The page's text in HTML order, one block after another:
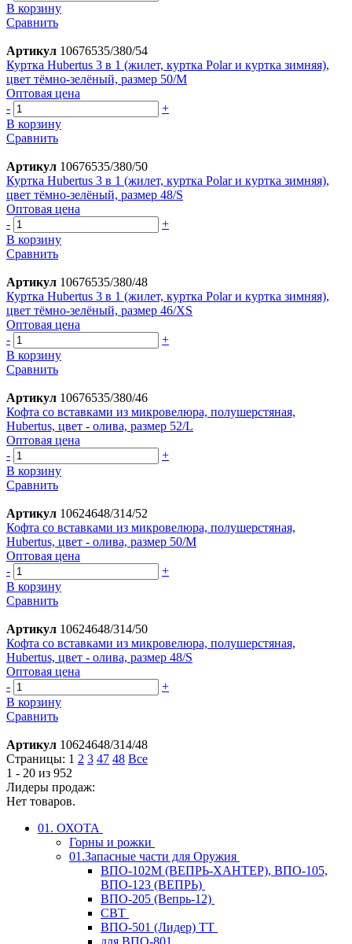
В корзину
Сравнить
Артикул 10676535/380/54
Куртка Hubertus 3 в 1 (жилет, куртка Polar и куртка зимняя),
цвет тёмно-зелёный, размер 50/M
Оптовая цена
-
+
В корзину
Сравнить
Артикул 10676535/380/50
Куртка Hubertus 3 в 1 (жилет, куртка Polar и куртка зимняя),
цвет тёмно-зелёный, размер 48/S
Оптовая цена
-
+
В корзину
Сравнить
Артикул 10676535/380/48
Куртка Hubertus 3 в 1 (жилет, куртка Polar и куртка зимняя),
цвет тёмно-зелёный, размер 46/XS
Оптовая цена
-
+
В корзину
Сравнить
Артикул 10676535/380/46
Кофта со вставками из микровелюра, полушерстяная,
Hubertus, цвет - олива, размер 52/L
Оптовая цена
-
+
В корзину
Сравнить
Артикул 10624648/314/52
Кофта со вставками из микровелюра, полушерстяная,
Hubertus, цвет - олива, размер 50/M
Оптовая цена
-
+
В корзину
Сравнить
Артикул 10624648/314/50
Кофта со вставками из микровелюра, полушерстяная,
Hubertus, цвет - олива, размер 48/S
Оптовая цена
-
+
В корзину
Сравнить
Артикул 10624648/314/48
Страницы: 1 2 3 47 48 Все
1 - 20 из 952
Лидеры продаж:
Нет товаров.
01. ОХОТА
Горны и рожки
01.Запасные части для Оружия
ВПО-102М (ВЕПРЬ-ХАНТЕР), ВПО-105,
ВПО-123 (ВЕПРЬ)
ВПО-205 (Вепрь-12)
СВТ
ВПО-501 (Лидер) ТТ
для ВПО-801